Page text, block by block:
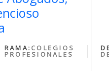
RAMA: COLEGIOS
PROFESIONALES